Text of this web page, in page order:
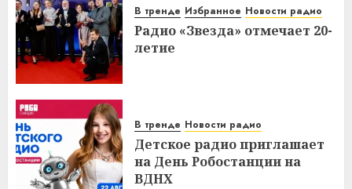
В тренде Избранное Новости радио
Радио «Звезда» отмечает 20-
летие
В тренде Новости радио
Детское радио приглашает
на День Робостанции на
ВДНХ